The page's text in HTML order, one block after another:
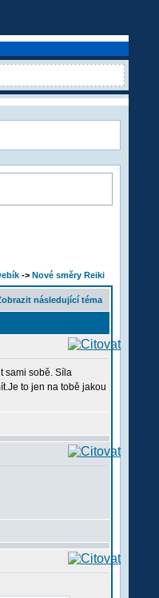
-> Nové směry Reiki
následující téma
sami sobě. Síla
to jen na tobě jakou